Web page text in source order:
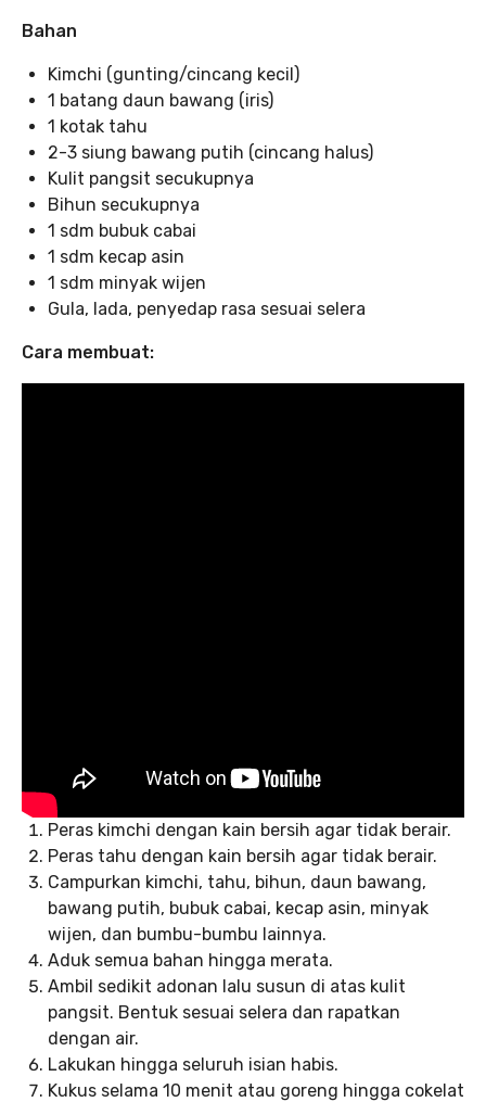
Bahan
Kimchi (gunting/cincang kecil)
1 batang daun bawang (iris)
1 kotak tahu
2-3 siung bawang putih (cincang halus)
Kulit pangsit secukupnya
Bihun secukupnya
1 sdm bubuk cabai
1 sdm kecap asin
1 sdm minyak wijen
Gula, lada, penyedap rasa sesuai selera
Cara membuat:
Peras kimchi dengan kain bersih agar tidak berair.
Peras tahu dengan kain bersih agar tidak berair.
Campurkan kimchi, tahu, bihun, daun bawang,
bawang putih, bubuk cabai, kecap asin, minyak
wijen, dan bumbu-bumbu lainnya.
Aduk semua bahan hingga merata.
Ambil sedikit adonan lalu susun di atas kulit
pangsit. Bentuk sesuai selera dan rapatkan
dengan air.
Lakukan hingga seluruh isian habis.
Kukus selama 10 menit atau goreng hingga cokelat